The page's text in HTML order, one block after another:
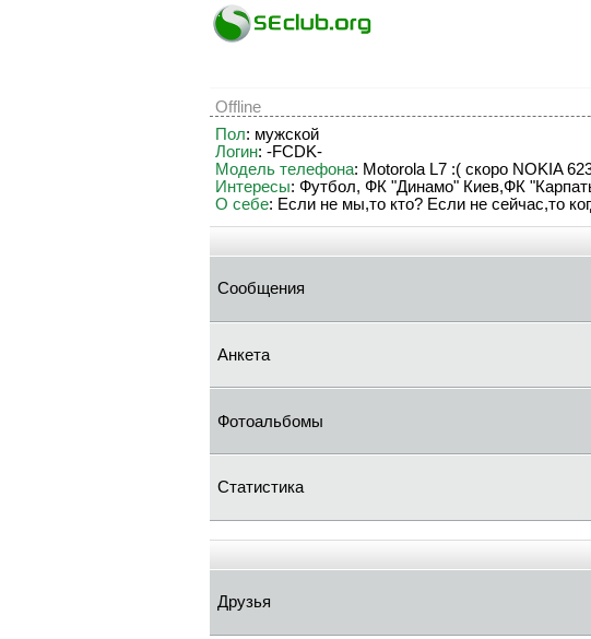
Offline
Пол: мужской
Логин: -FCDK-
Модель телефона: Motorola L7 :( скоро NOKIA
Интересы: Футбол, ФК "Динамо" Киев,ФК
О себе: Если не мы,то кто? Если не сейчас,то
Сообщения
Анкета
Фотоальбомы
Статистика
Друзья